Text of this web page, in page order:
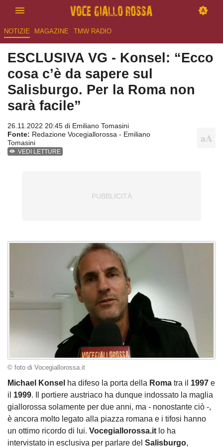
NOTIZIE MAGAZINE TMW RADIO
ESCLUSIVA VG - Konsel: “Ecco
cosa c’è da sapere sul
Salisburgo. Per la Roma non
sarà facile”
26.11.2022 20:45 di Emiliano Tomasini
Fonte: Redazione Vocegiallorossa - Emiliano
Tomasini
VEDI LETTURE
© foto di Vocegiallorossa.it
Michael Konsel ha difeso la porta della Roma tra il 1997 e
il 1999. Il portiere austriaco ha dunque indossato la maglia
giallorossa solamente per due anni, ma - nonostante ciò -,
è ancora molto legato alla piazza romana e i tifosi hanno
un ottimo ricordo di lui. Vocegiallorossa.it lo ha
intervistato in esclusiva per parlare del Salisburgo,